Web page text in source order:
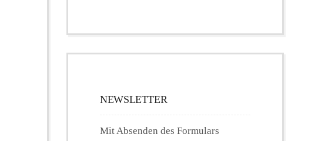
NEWSLETTER
Mit Absenden des Formulars